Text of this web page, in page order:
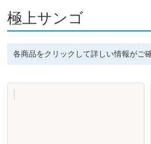
極上サンゴ
各商品をクリックして詳しい情報がご